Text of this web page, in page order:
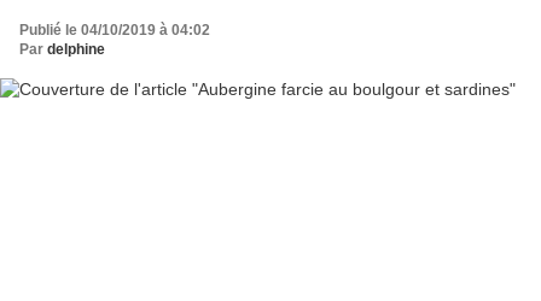
Publié le 04/10/2019 à 04:02
Par delphine